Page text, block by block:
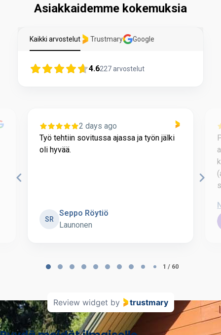
Asiakkaidemme kokemuksia
Kaikki arvostelut Trustmary Google
4.6227arvostelut
2 days ago
Työ tehtiin sovitussa ajassa ja työn jälki
oli hyvää.
SR
Seppo Röytiö
Launonen
1 / 60
Review widget by trustmary